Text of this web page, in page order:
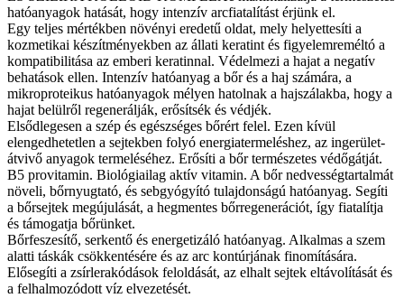
hatóanyagok hatását, hogy intenzív arcfiatalítást érjünk el.
Egy teljes mértékben növényi eredetű oldat, mely helyettesíti a
kozmetikai készítményekben az állati keratint és figyelemreméltó a
kompatibilitása az emberi keratinnal. Védelmezi a hajat a negatív
behatások ellen. Intenzív hatóanyag a bőr és a haj számára, a
mikroproteikus hatóanyagok mélyen hatolnak a hajszálakba, hogy a
hajat belülről regenerálják, erősítsék és védjék.
Elsődlegesen a szép és egészséges bőrért felel. Ezen kívül
elengedhetetlen a sejtekben folyó energiatermeléshez, az ingerület-
átvivő anyagok termeléséhez. Erősíti a bőr természetes védőgátját.
B5 provitamin. Biológiailag aktív vitamin. A bőr nedvességtartalmát
növeli, bőrnyugtató, és sebgyógyító tulajdonságú hatóanyag. Segíti
a bőrsejtek megújulását, a hegmentes bőrregenerációt, így fiatalítja
és támogatja bőrünket.
Bőrfeszesítő, serkentő és energetizáló hatóanyag. Alkalmas a szem
alatti táskák csökkentésére és az arc kontúrjának finomítására.
Elősegíti a zsírlerakódások feloldását, az elhalt sejtek eltávolítását és
a felhalmozódott víz elvezetését.